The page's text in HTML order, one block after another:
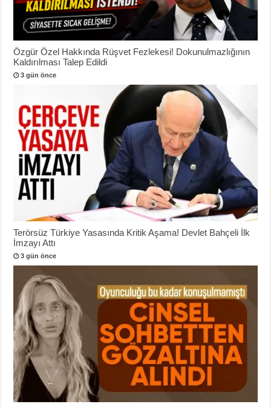
Özgür Özel Hakkında Rüşvet Fezlekesi! Dokunulmazlığının
Kaldırılması Talep Edildi
3 gün önce
Terörsüz Türkiye Yasasında Kritik Aşama! Devlet Bahçeli İlk
İmzayı Attı
3 gün önce